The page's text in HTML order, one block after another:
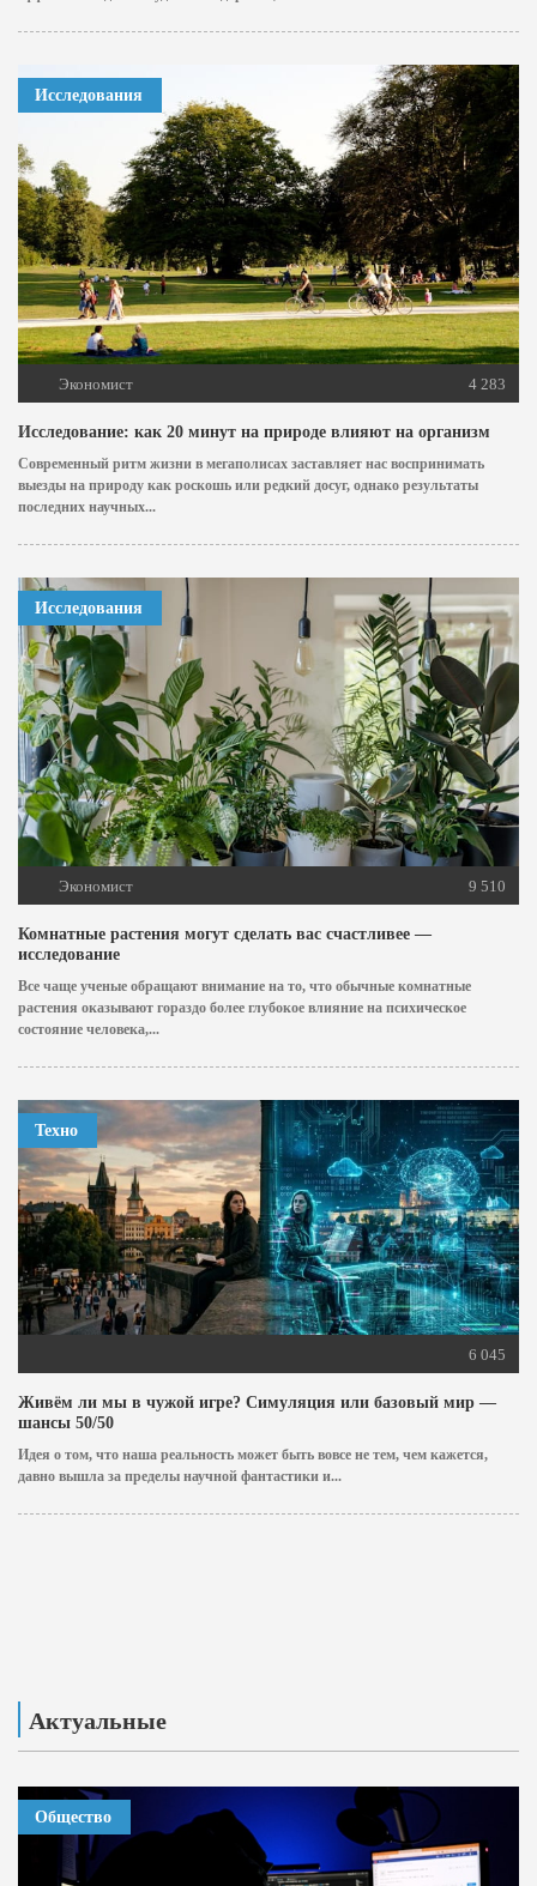
Исследования
Экономист 4 283
Исследование: как 20 минут на природе влияют на организм
Современный ритм жизни в мегаполисах заставляет нас воспринимать
выезды на природу как роскошь или редкий досуг, однако результаты
последних научных...
Исследования
Экономист 9 510
Комнатные растения могут сделать вас счастливее —
исследование
Все чаще ученые обращают внимание на то, что обычные комнатные
растения оказывают гораздо более глубокое влияние на психическое
состояние человека,...
Техно
6 045
Живём ли мы в чужой игре? Симуляция или базовый мир —
шансы 50/50
Идея о том, что наша реальность может быть вовсе не тем, чем кажется,
давно вышла за пределы научной фантастики и...
Актуальные
Общество